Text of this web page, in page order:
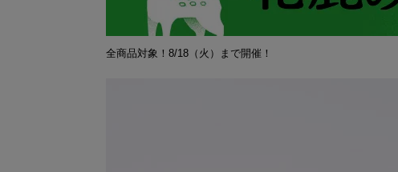
全商品対象！8/18（火）まで開催！